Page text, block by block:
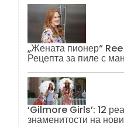
„Жената пионер“
Рецепта за пиле с
‘Gilmore Girls’: 12
знаменитости на